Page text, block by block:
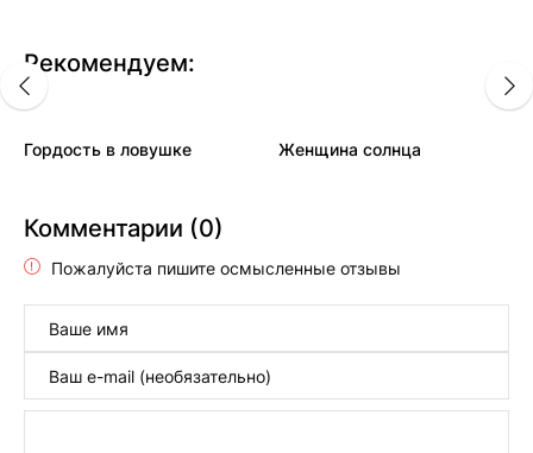
Рекомендуем:
Гордость в ловушке Женщина солнца
Комментарии (0)
Пожалуйста пишите осмысленные отзывы